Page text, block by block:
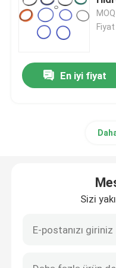
Ekskavatör Conta
JCB conta takımı
Hidrolik Yağ Keçesi
En iyi fiyat
Sizi